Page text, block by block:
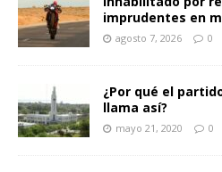
imprudentes en
agosto 7, 2026 0
¿Por qué el
llama así?
mayo 21, 2020 0